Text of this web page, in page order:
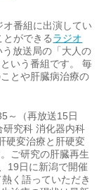
番組に出演してい
とができるラジオ
う放送局の「大人の
という番組です。 毎
とや肝臓病治療の
（再放送15日
研究科 消化器内科
硬変治療と肝硬変
ご研究の肝臓再生
19日に新潟で開催
く語っていただき